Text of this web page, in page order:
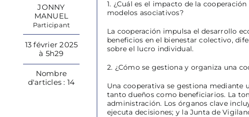
JONNY
MANUEL
Participant
13 février 2025
à 5h29
Nombre
d'articles : 14
1. ¿Cuál es el impacto de la
modelos asociativos?
La cooperación impulsa el desarrollo
beneficios en el bienestar colectivo,
sobre el lucro individual.
2. ¿Cómo se gestiona y organiza una
Una cooperativa se gestiona mediante
tanto dueños como beneficiarios. La
administración. Los órganos clave
ejecuta decisiones; y la Junta de